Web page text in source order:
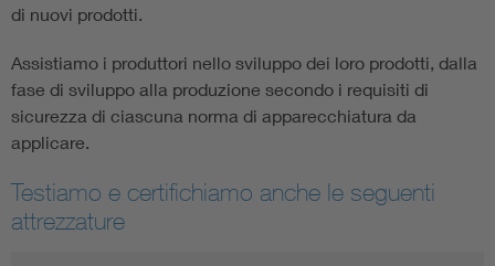
di nuovi prodotti.
Assistiamo i produttori nello sviluppo dei loro prodotti, dalla
fase di sviluppo alla produzione secondo i requisiti di
sicurezza di ciascuna norma di apparecchiatura da
applicare.
Testiamo e certifichiamo anche le seguenti
attrezzature